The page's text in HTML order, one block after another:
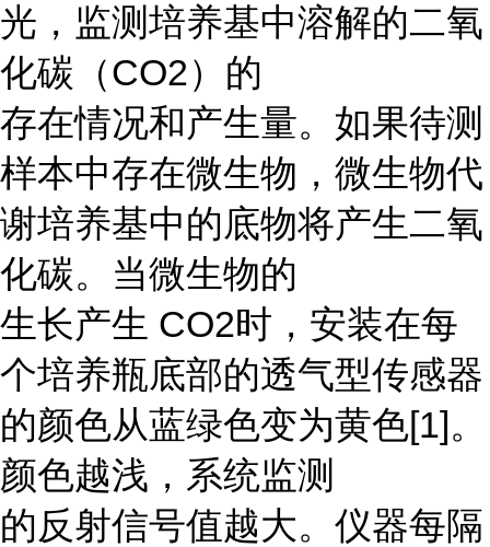
光，监测培养基中溶解的二氧
化碳（CO2）的
存在情况和产生量。如果待测
样本中存在微生物，微生物代
谢培养基中的底物将产生二氧
化碳。当微生物的
生长产生 CO2时，安装在每
个培养瓶底部的透气型传感器
的颜色从蓝绿色变为黄色[1]。
颜色越浅，系统监测
的反射信号值越大。仪器每隔